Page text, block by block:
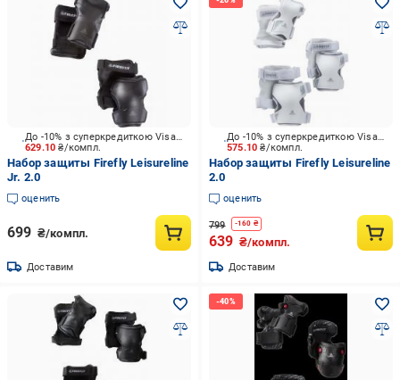
629.10₴/компл.
До -10% з суперкредиткою Visa Вигода
Набор защиты Firefly Leisureline
Jr. 2.0
оценить
699 ₴/компл.
Доставим
575.10₴/компл.
До -10% з суперкредиткою Visa Вигода
Набор защиты Firefly Leisureline
2.0
оценить
799 -160 ₴
639 ₴/компл.
Доставим